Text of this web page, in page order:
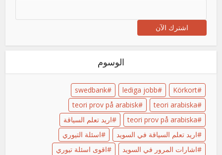
الوسوم
Körkort
lediga jobb
swedbank
teori arabiska
teori prov på arabisk
teori prov på arabiska
اريد تعلم السياقة
اريد تعلم السياقة في السويد
اسئلة التيوري
اشارات المرور في السويد
اقوى اسئلة تيوري